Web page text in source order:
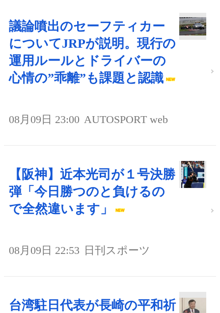
議論噴出のセーフティカー
についてJRPが説明。現行の
運用ルールとドライバーの
心情の”乖離”も課題と認識
08月09日 23:00 AUTOSPORT web
【阪神】近本光司が１号決勝
弾「今日勝つのと負けるの
で全然違います」
08月09日 22:53 日刊スポーツ
台湾駐日代表が長崎の平和祈